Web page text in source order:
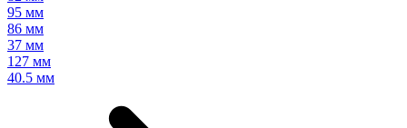
95 мм
86 мм
37 мм
127 мм
40.5 мм